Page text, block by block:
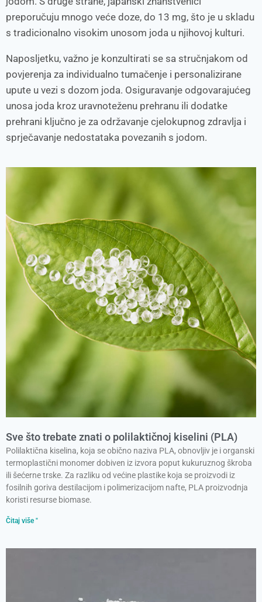
preporučuju mnogo veće doze, do 13 mg, što je u skladu
s tradicionalno visokim unosom joda u njihovoj kulturi.
Naposljetku, važno je konzultirati se sa stručnjakom od
povjerenja za individualno tumačenje i personalizirane
upute u vezi s dozom joda. Osiguravanje odgovarajućeg
unosa joda kroz uravnoteženu prehranu ili dodatke
prehrani ključno je za održavanje cjelokupnog zdravlja i
sprječavanje nedostataka povezanih s jodom.
Sve što trebate znati o polilaktičnoj kiselini (PLA)
Polilaktična kiselina, koja se obično naziva PLA, obnovljiv je i organski
termoplastični monomer dobiven iz izvora poput kukuruznog škroba
ili šećerne trske. Za razliku od većine plastike koja se proizvodi iz
fosilnih goriva destilacijom i polimerizacijom nafte, PLA proizvodnja
koristi resurse biomase.
Čitaj više "